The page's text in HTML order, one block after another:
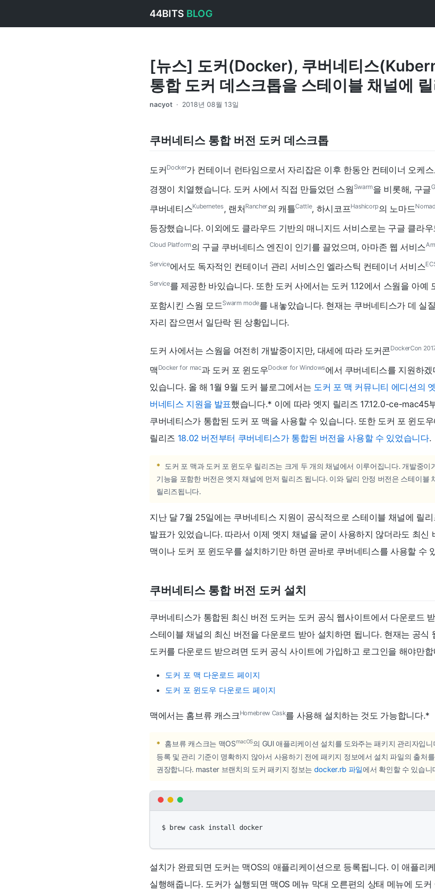
44BITS BLOG
[뉴스] 도커(Docker), 쿠버네티스
통합 도커 데스크톱을 스테이블 채널에
nacyot · 2018년 08월 13일
쿠버네티스 통합 버전 도커 데스크톱
도커Docker가 컨테이너 런타임으로서 자리잡은 이후 한동안 컨테이너 오케
경쟁이 치열했습니다. 도커 사에서 직접 만들었던 스웜 Swarm을 비롯해, 구글
쿠버네티스Kubernetes , 랜처Rancher의 캐틀Cattle, 하시코프Hashicorp의 노마드
등장했습니다. 이외에도 클라우드 기반의 매니지드 서비스로는 구글 클라
Cloud Platform의 구글 쿠버네티스 엔진이 인기를 끌었으며, 아마존 웹 서비스
Service에서도 독자적인 컨테이너 관리 서비스인 엘라스틱 컨테이너 서비스
Service를 제공한 바있습니다. 또한 도커 사에서는 도커 1.12에서 스웜을 아예
포함시킨 스웜 모드 Swarm mode를 내놓았습니다. 현재는 쿠버네티스가 데 실
자리 잡으면서 일단락 된 상황입니다.
도커 사에서는 스웜을 여전히 개발중이지만, 대세에 따라 도커콘DockerCon
맥 Docker for mac과 도커 포 윈도우Docker for Windows에서 쿠버네티스를 지원하
있습니다. 올 해 1월 9월 도커 블로그에서는 도커 포 맥 커뮤니티 에디션의
버네티스 지원을 발표했습니다.* 이에 따라 엣지 릴리즈 17.12.0-ce-mac45
쿠버네티스가 통합된 도커 포 맥을 사용할 수 있습니다. 또한 도커 포 윈도
릴리즈 18.02 버전부터 쿠버네티스가 통합된 버전을 사용할 수 있었습니다.
*
도커 포 맥과 도커 포 윈도우 릴리즈는 크게 두 개의 채널에서 이루어집니다. 개발중이
기능을 포함한 버전은 엣지 채널에 먼저 릴리즈 됩니다. 이와 달리 안정 버전은 스테이블
릴리즈됩니다.
지난 달 7월 25일에는 쿠버네티스 지원이 공식적으로 스테이블 채널에 릴
발표가 있었습니다. 따라서 이제 엣지 채널을 굳이 사용하지 않더라도 최신
맥이나 도커 포 윈도우를 설치하기만 하면 곧바로 쿠버네티스를 사용할 수
쿠버네티스 통합 버전 도커 설치
쿠버네티스가 통합된 최신 버전 도커는 도커 공식 웹사이트에서 다운로드
스테이블 채널의 최신 버전을 다운로드 받아 설치하면 됩니다. 현재는 공식
도커를 다운로드 받으려면 도커 공식 사이트에 가입하고 로그인을 해야만
도커 포 맥 다운로드 페이지
도커 포 윈도우 다운로드 페이지
맥에서는 홈브류 캐스크 Homebrew Cask를 사용해 설치하는 것도 가능합니다.*
* 홈브류 캐스크는 맥OSmacOS의 GUI 애플리케이션 설치를 도와주는 패키지 관리자입
등록 및 관리 기준이 명확하지 않아서 사용하기 전에 패키지 정보에서 설치 파일의 출처
권장합니다. master 브랜치의 도커 패키지 정보는 docker.rb 파일에서 확인할 수 있습니
$ brew cask install docker
설치가 완료되면 도커는 맥OS의 애플리케이션으로 등록됩니다. 이 애플리
실행해줍니다. 도커가 실행되면 맥OS 메뉴 막대 오른편의 상태 메뉴에 도커